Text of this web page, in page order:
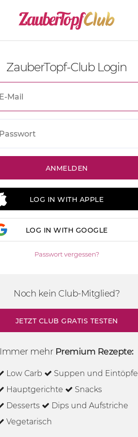
ZauberTopf-Club Login
LOG IN WITH APPLE
LOG IN WITH GOOGLE
Passwort vergessen?
Noch kein Club-Mitglied?
JETZT CLUB GRATIS TESTEN
Immer mehr Premium Rezepte:
Low Carb
Suppen und Eintöpfe
Hauptgerichte
Snacks
Desserts
Dips und Aufstriche
Vegetarisch